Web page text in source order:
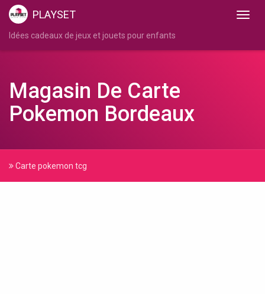
PLAYSET
Idées cadeaux de jeux et jouets pour enfants
Magasin De Carte
Pokemon Bordeaux
Carte pokemon tcg